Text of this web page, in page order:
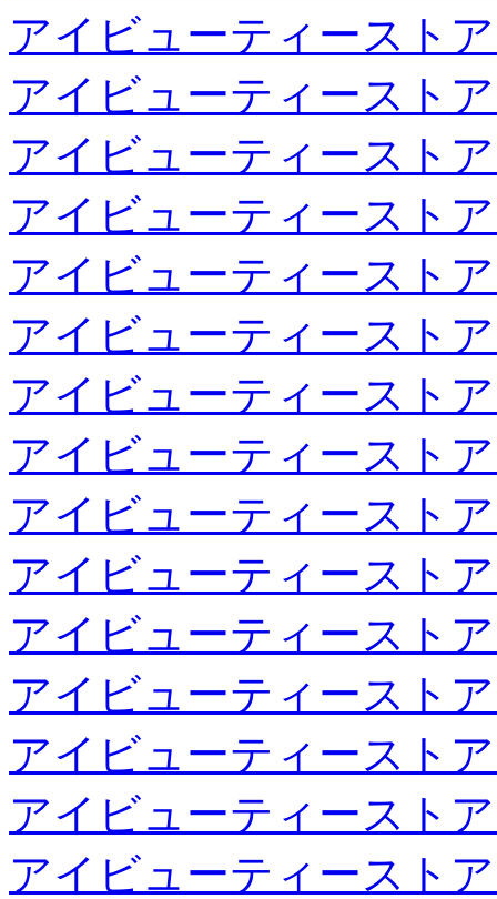
アイビューティースト
アイビューティースト
アイビューティースト
アイビューティースト
アイビューティースト
アイビューティースト
アイビューティースト
アイビューティースト
アイビューティースト
アイビューティースト
アイビューティースト
アイビューティースト
アイビューティースト
アイビューティースト
アイビューティースト